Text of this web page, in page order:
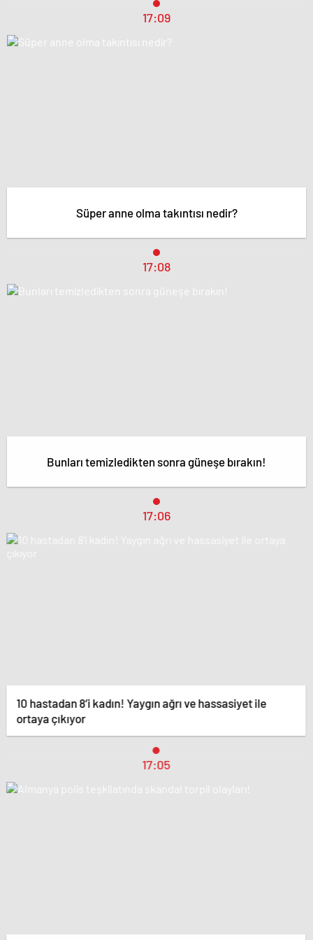
17:09
Süper anne olma takıntısı nedir?
17:08
Bunları temizledikten sonra güneşe bırakın!
17:06
10 hastadan 8’i kadın! Yaygın ağrı ve hassasiyet ile
ortaya çıkıyor
17:05